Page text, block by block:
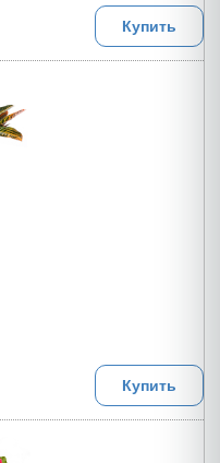
Купить
Купить